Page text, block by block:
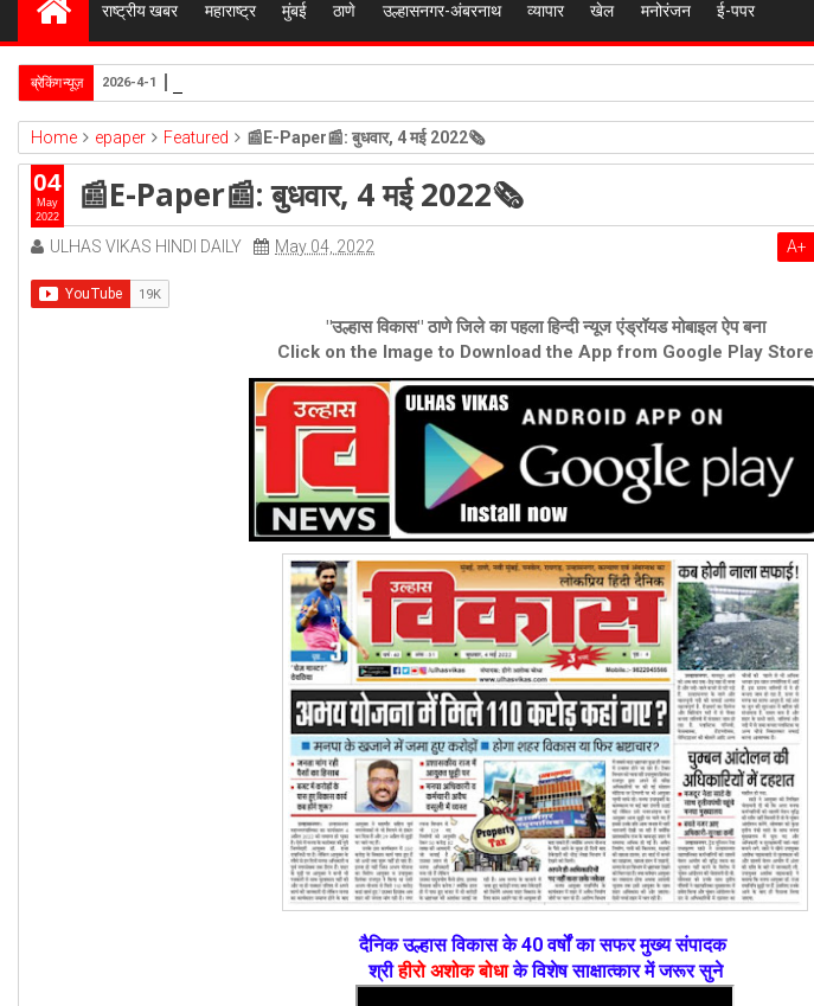
राष्ट्रीय खबर महाराष्ट्र मुंबई ठाणे उल्हासनगर-अंबरनाथ व्यापार खेल मनोरंजन ई-पपर
ब्रेकिंग न्यूज़ 2026-4-1
Home epaper Featured 📰E-Paper📰: बुधवार, 4 मई 2022🗞
📰E-Paper📰: बुधवार, 4 मई 2022🗞
ULHAS VIKAS HINDI DAILY May 04, 2022 A+
"उल्हास विकास" ठाणे जिले का पहला हिन्दी न्यूज एंड्रॉयड मोबाइल ऐप बना
Click on the Image to Download the App from Google Play Store
दैनिक उल्हास विकास के 40 वर्षों का सफर मुख्य संपादक
श्रीहीरो अशोक बोधाके विशेष साक्षात्कार में जरूर सुने
04
May
2022